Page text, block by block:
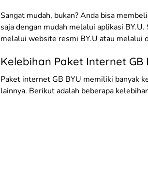
Sangat mudah, bukan? Anda bisa
saja dengan mudah melalui aplikasi
melalui website resmi BY.U atau melalui
Kelebihan Paket Internet GB
Paket internet GB BYU memiliki banyak
lainnya. Berikut adalah beberapa